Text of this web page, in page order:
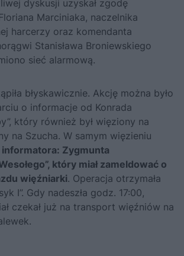
dyskusji uzyskał zgodę
Marciniaka, naczelnika
harcerzy oraz komendanta
Stanisława Broniewskiego
sieć alarmową.
błyskawicznie. Akcję można było
o informacje od Konrada
który również był więziony na
na Szucha. W samym więzieniu
informatora: Zygmunta
który miał zameldować o
więźniarki. Operacja otrzymała
I”. Gdy nadeszła godz. 17:00,
czekał już na transport więźniów na